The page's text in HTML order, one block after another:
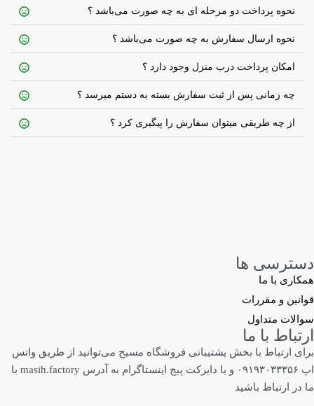
نحوه پرداخت دو مرحله ای به چه صورت می‌باشد ؟
نحوه ارسال سفارش به چه صورت می‌باشد ؟
امکان پرداخت درب منزل وجود دارد ؟
چه زمانی پس از ثبت سفارش بسته به دستم میرسد ؟
از چه طریقی میتوان سفارش را پیگیری کرد ؟
دسترسی ها
همکاری با ما
قوانین و مقررات
سوالات متداول
ارتباط با ما
برای ارتباط با بخش پشتیبانی فروشگاه مسیح می‌توانید از طریق واتس
اپ ۰۹۱۹۳۰۳۳۳۵۶ و یا دایرکت پیج اینستاگرام به آدرس masih.factory با
ما در ارتباط باشید